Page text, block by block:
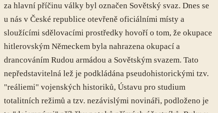
za hlavní příčinu války byl označen Sovětský svaz. Dnes se
u nás v České republice otevřeně oficiálními místy a
sloužícími sdělovacími prostředky hovoří o tom, že okupace
hitlerovským Německem byla nahrazena okupací a
drancováním Rudou armádou a Sovětským svazem. Tato
nepředstavitelná lež je podkládána pseudohistorickými tzv.
"reáliemi" vojenských historiků, Ústavu pro studium
totalitních režimů a tzv. nezávislými novináři, podloženo je